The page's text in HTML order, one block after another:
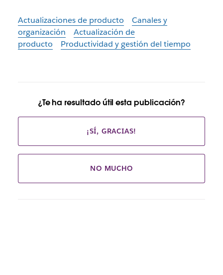
Actualizaciones de producto
Canales y
organización
Actualización de
producto
Productividad y gestión del tiempo
¿Te ha resultado útil esta publicación?
¡SÍ, GRACIAS!
NO MUCHO